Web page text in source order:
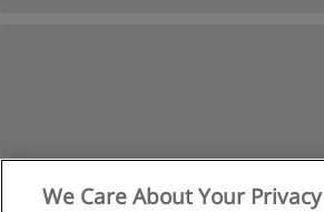
We Care About Your Privacy